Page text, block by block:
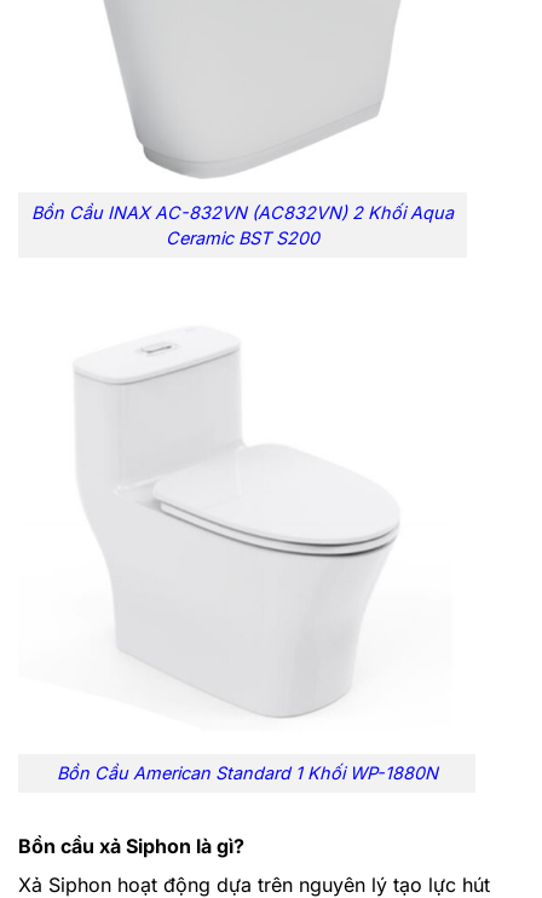
Bồn Cầu INAX AC-832VN (AC832VN) 2 Khối Aqua
Ceramic BST S200
Bồn Cầu American Standard 1 Khối WP-1880N
Bồn cầu xả Siphon là gì?
Xả Siphon hoạt động dựa trên nguyên lý tạo lực hút